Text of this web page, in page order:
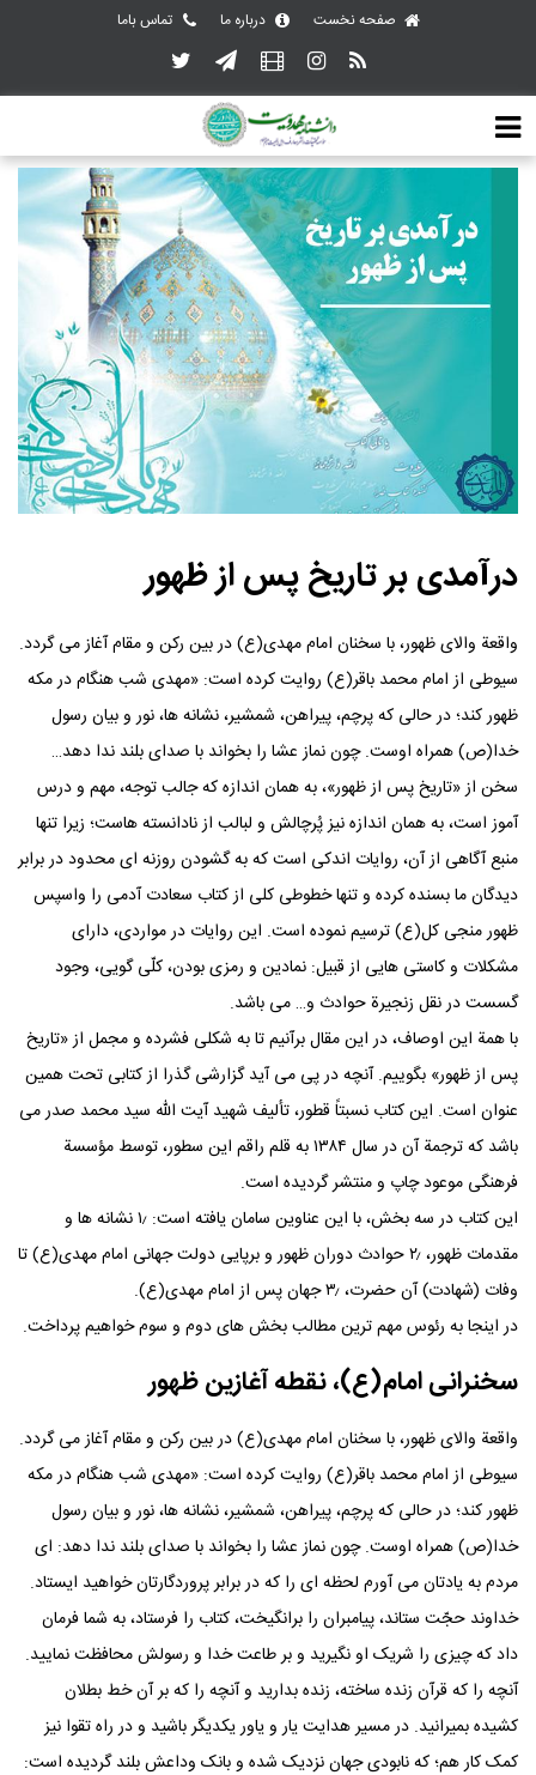
صفحه نخست درباره ما تماس باما
درآمدی بر تاریخ پس از ظهور
واقعة والای ظهور، با سخنان امام مهدی(ع) در بین رکن و مقام آغاز می گردد.
سیوطی از امام محمد باقر(ع) روایت کرده است: «مهدی شب هنگام در مکه
ظهور کند؛ در حالی که پرچم، پیراهن، شمشیر، نشانه ها، نور و بیان رسول
خدا(ص) همراه اوست. چون نماز عشا را بخواند با صدای بلند ندا دهد…
سخن از «تاریخ پس از ظهور»، به همان اندازه که جالب توجه، مهم و درس
آموز است، به همان اندازه نیز پُرچالش و لبالب از نادانسته هاست؛ زیرا تنها
منبع آگاهی از آن، روایات اندکی است که به گشودن روزنه ای محدود در برابر
دیدگان ما بسنده کرده و تنها خطوطی کلی از کتاب سعادت آدمی را واسپس
ظهور منجی کل(ع) ترسیم نموده است. این روایات در مواردی، دارای
مشکلات و کاستی هایی از قبیل: نمادین و رمزی بودن، کلّی گویی، وجود
گسست در نقل زنجیرة حوادث و… می باشد.
با همة این اوصاف، در این مقال برآنیم تا به شکلی فشرده و مجمل از «تاریخ
پس از ظهور» بگوییم. آنچه در پی می آید گزارشی گذرا از کتابی تحت همین
عنوان است. این کتاب نسبتاً قطور، تألیف شهید آیت الله سید محمد صدر می
باشد که ترجمة آن در سال ۱۳۸۴ به قلم راقم این سطور، توسط مؤسسة
فرهنگی موعود چاپ و منتشر گردیده است.
این کتاب در سه بخش، با این عناوین سامان یافته است: ۱٫ نشانه ها و
مقدمات ظهور، ۲٫ حوادث دوران ظهور و برپایی دولت جهانی امام مهدی(ع) تا
وفات (شهادت) آن حضرت، ۳٫ جهان پس از امام مهدی(ع).
در اینجا به رئوس مهم ترین مطالب بخش های دوم و سوم خواهیم پرداخت.
سخنرانی امام(ع)، نقطه آغازین ظهور
واقعة والای ظهور، با سخنان امام مهدی(ع) در بین رکن و مقام آغاز می گردد.
سیوطی از امام محمد باقر(ع) روایت کرده است: «مهدی شب هنگام در مکه
ظهور کند؛ در حالی که پرچم، پیراهن، شمشیر، نشانه ها، نور و بیان رسول
خدا(ص) همراه اوست. چون نماز عشا را بخواند با صدای بلند ندا دهد: ای
مردم به یادتان می آورم لحظه ای را که در برابر پروردگارتان خواهید ایستاد.
خداوند حجّت ستاند، پیامبران را برانگیخت، کتاب را فرستاد، به شما فرمان
داد که چیزی را شریک او نگیرید و بر طاعت خدا و رسولش محافظت نمایید.
آنچه را که قرآن زنده ساخته، زنده بدارید و آنچه را که بر آن خط بطلان
کشیده بمیرانید. در مسیر هدایت یار و یاور یکدیگر باشید و در راه تقوا نیز
کمک کار هم؛ که نابودی جهان نزدیک شده و بانک وداعش بلند گردیده است: